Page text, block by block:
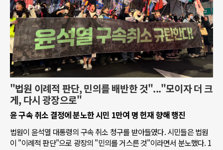
"법원 이례적 판단, 민의를 배반한 것"..."모이자 더 크
게, 다시 광장으로"
윤 구속 취소 결정에 분노한 시민 1만여 명 헌재 향해 행진
법원이 윤석열 대통령의 구속 취소 청구를 받아들였다. 시민들은 법원
이 "이례적 판단"으로 광장의 "민의를 거스른 것"이라면서 분노했다. 1